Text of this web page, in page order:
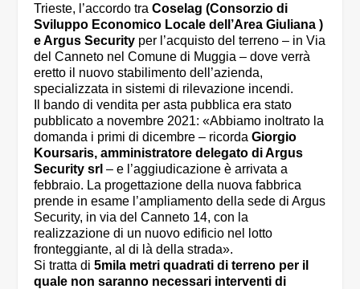
Trieste, l’accordo traCoselag (Consorzio di
Sviluppo Economico Locale dell’Area Giuliana )
e Argus Security per l’acquisto del terreno – in Via
del Canneto nel Comune di Muggia – dove verrà
eretto il nuovo stabilimento dell’azienda,
specializzata in sistemi di rilevazione incendi.
Il bando di vendita per asta pubblica era stato
pubblicato a novembre 2021: «Abbiamo inoltrato la
domanda i primi di dicembre – ricordaGiorgio
Koursaris, amministratore delegato di Argus
Security srl – e l’aggiudicazione è arrivata a
febbraio. La progettazione della nuova fabbrica
prende in esame l’ampliamento della sede di Argus
Security, in via del Canneto 14, con la
realizzazione di un nuovo edificio nel lotto
fronteggiante, al di là della strada».
Si tratta di5mila metri quadrati di terreno per il
quale non saranno necessari interventi di